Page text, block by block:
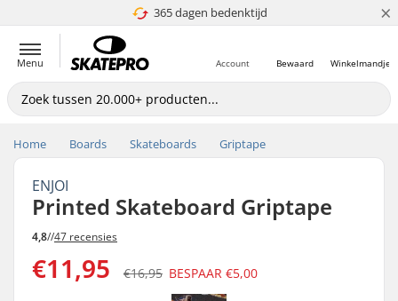
365 dagen bedenktijd
4.8 van 5 ×
Menu Winkelmandje
Bewaard
Account
Home Boards Skateboards Griptape
ENJOI
Printed Skateboard Griptape
4,8//47 recensies
€11,95 €16,95 BESPAAR €5,00